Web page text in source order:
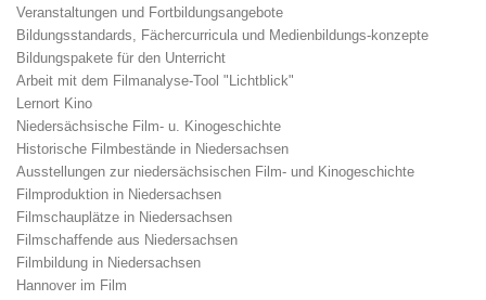
Veranstaltungen und Fortbildungsangebote
Bildungsstandards, Fächercurricula und Medienbildungs-konzepte
Bildungspakete für den Unterricht
Arbeit mit dem Filmanalyse-Tool "Lichtblick"
Lernort Kino
Niedersächsische Film- u. Kinogeschichte
Historische Filmbestände in Niedersachsen
Ausstellungen zur niedersächsischen Film- und Kinogeschichte
Filmproduktion in Niedersachsen
Filmschauplätze in Niedersachsen
Filmschaffende aus Niedersachsen
Filmbildung in Niedersachsen
Hannover im Film